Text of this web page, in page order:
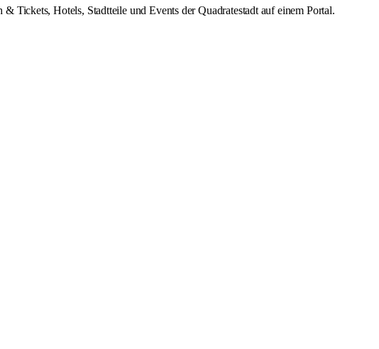
Tickets, Hotels, Stadtteile und Events der Quadratestadt auf einem Portal.